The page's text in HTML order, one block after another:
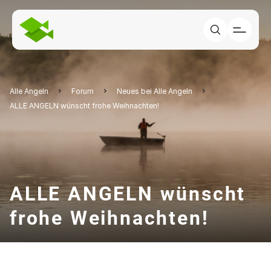
Alle Angeln Forum
Neues bei Alle Angeln
ALLE ANGELN wünscht frohe Weihnachten!
ALLE ANGELN wünscht
frohe Weihnachten!